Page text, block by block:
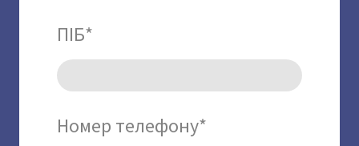
ПІБ*
Номер телефону*